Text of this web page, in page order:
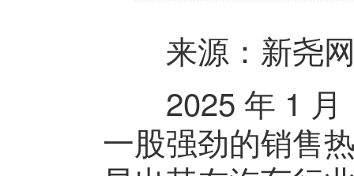
来源：新尧
2025 年 1 月
一股强劲的销售